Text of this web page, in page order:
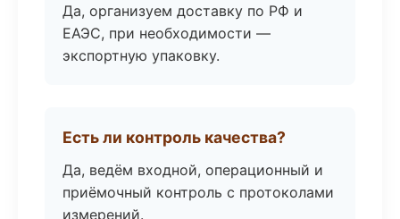
Да, организуем доставку по РФ и
ЕАЭС, при необходимости —
экспортную упаковку.
Есть ли контроль качества?
Да, ведём входной, операционный и
приёмочный контроль с протоколами
измерений.